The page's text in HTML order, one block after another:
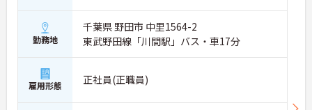
勤務地
千葉県 野田市 中里1564-2
東武野田線「川間駅」バス・車17分
雇用形態 正社員(正職員)